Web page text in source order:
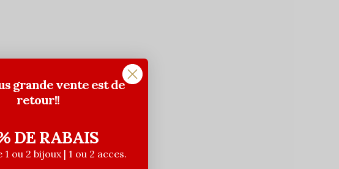
grande vente est de
retour!!
DE RABAIS
ou 2 bijoux | 1 ou 2 acces.